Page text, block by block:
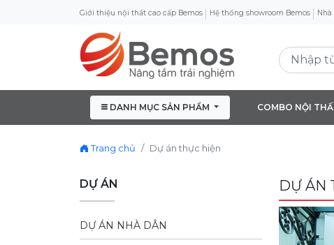
Giới thiệu nội thất cao cấp Bemos Hệ thống showroom Bemos
DANH MỤC SẢN PHẨM COMBO NỘI
Trang chủ Dự án thực hiện
DỰ ÁN
DỰ ÁN
DỰ ÁN NHÀ DÂN